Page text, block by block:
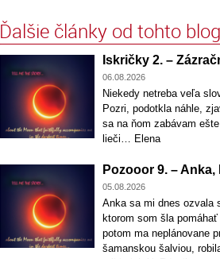
Ďalšie články od tohto
Iskričky 2. –
06.08.2026
Niekedy netreba veľa
Pozri, podotkla náhle,
sa na ňom zabávam
lieči… Elena
Pozooor 9. –
05.08.2026
Anka sa mi dnes ozvala
ktorom som šla
potom ma neplánovane
šamanskou šalviou,